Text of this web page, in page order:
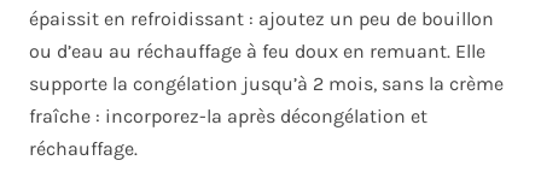
épaissit en refroidissant : ajoutez un peu de bouillon
ou d’eau au réchauffage à feu doux en remuant. Elle
supporte la congélation jusqu’à 2 mois, sans la crème
fraîche : incorporez-la après décongélation et
réchauffage.